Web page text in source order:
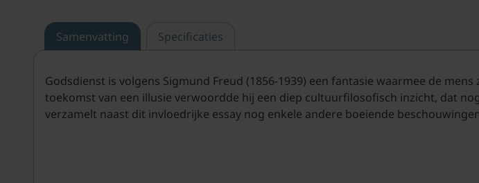
Samenvatting Specificaties
Godsdienst is volgens Sigmund Freud (1856-1939) een fantasie waarmee de
toekomst van een illusie verwoordde hij een diep cultuurfilosofisch inzicht, dat
verzamelt naast dit invloedrijke essay nog enkele andere boeiende